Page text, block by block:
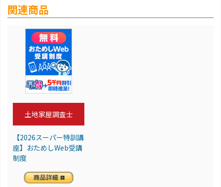
関連商品
土地家屋調査士
【2026スーパー特訓講
座】おためしWeb受講
制度